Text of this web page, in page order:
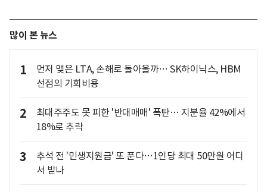
많이 본 뉴스
1
먼저 맺은 LTA, 손해로 돌아올까… SK하이닉스, HBM
선점의 기회비용
2
최대주주도 못 피한 '반대매매' 폭탄… 지분율 42%에서
18%로 추락
3
추석 전 '민생지원금' 또 푼다…1인당 최대 50만원 어디
서 받나